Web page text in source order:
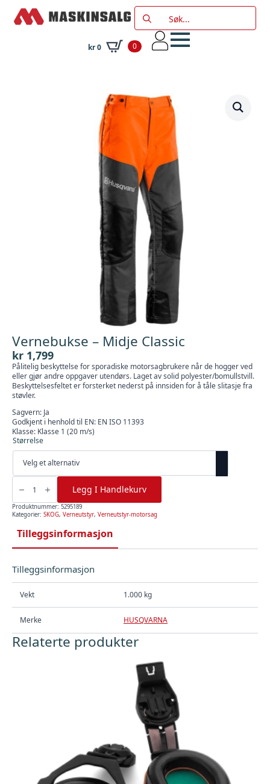
Search
for:
kr0 0
Vernebukse – Midje Classic
kr 1,799
Pålitelig beskyttelse for sporadiske motorsagbrukere når de hogger ved
eller gjør andre oppgaver utendørs. Laget av solid polyester/bomullstvill.
Beskyttelsesfeltet er forsterket nederst på innsiden for å tåle slitasje fra
støvler.
Sagvern: Ja
Godkjent i henhold til EN: EN ISO 11393
Klasse: Klasse 1 (20 m/s)
Størrelse
Vernebukse
Midje
Classic
antall
Legg I Handlekurv
Produktnummer: 5295189
Kategorier: SKOG, Verneutstyr, Verneutstyr-motorsag
Tilleggsinformasjon
Tilleggsinformasjon
Vekt 1.000 kg
Merke HUSQVARNA
Relaterte produkter